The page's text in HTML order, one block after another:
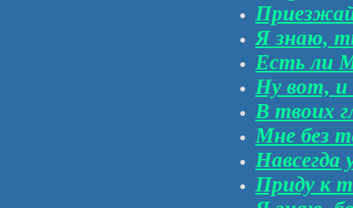
Я знаю,
Есть ли
Ну вот, и
В твоих
Мне без
Навсегда
Приду к